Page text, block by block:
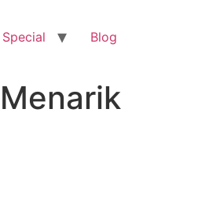
Special Blog